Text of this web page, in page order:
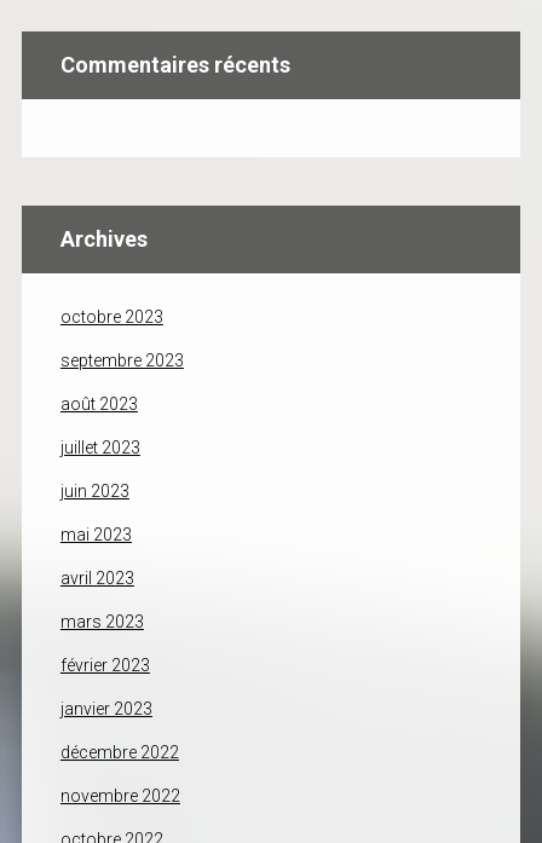
Commentaires récents
Archives
octobre 2023
septembre 2023
août 2023
juillet 2023
juin 2023
mai 2023
avril 2023
mars 2023
février 2023
janvier 2023
décembre 2022
novembre 2022